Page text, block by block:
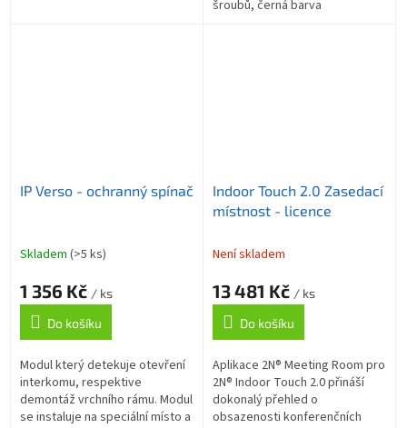
šroubů, černá barva
IP Verso - ochranný spínač
Skladem (>5 ks)
1 356 Kč / ks
Do košíku
Modul který detekuje otevření
interkomu, respektive
demontáž vrchního rámu. Modul
se instaluje na speciální místo a
Indoor Touch 2.0 Zasedací
místnost - licence
Není skladem
13 481 Kč / ks
Do košíku
Aplikace 2N® Meeting Room pro
2N® Indoor Touch 2.0 přináší
dokonalý přehled o
obsazenosti konferenčních